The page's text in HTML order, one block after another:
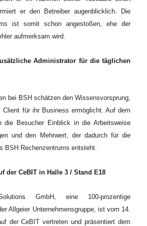
er den Betreiber augenblicklich. Die
ist somit schon angestoßen, ehe der
aufmerksam wird.
Administrator für die täglichen
bei BSH schätzen den Wissensvorsprung,
Client für ihr Business ermöglicht. Auf dem
die Besucher Einblick in die Arbeitsweise
und den Mehrwert, der dadurch für die
BSH Rechenzentrums entsteht.
der CeBIT in Halle 3 / Stand E18
GmbH, eine 100-prozentige
Allgeier Unternehmensgruppe, ist vom 14.
der CeBIT vertreten und präsentiert dem